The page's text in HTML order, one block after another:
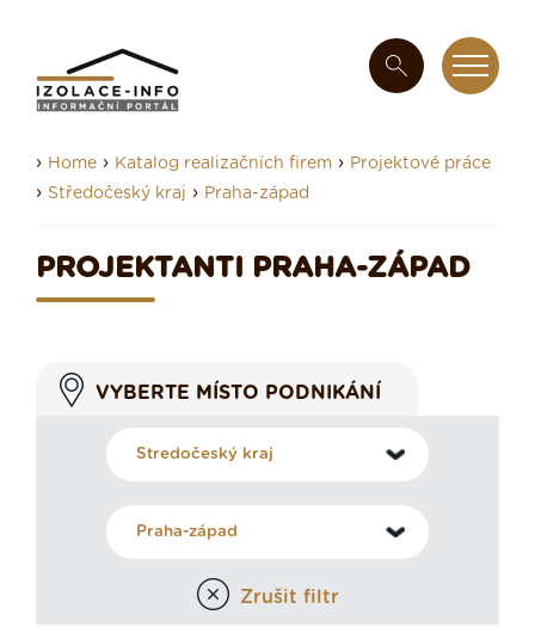
› Home › Katalog realizačních firem › Projektové práce
› Středočeský kraj › Praha-západ
PROJEKTANTI PRAHA-ZÁPAD
VYBERTE MÍSTO PODNIKÁNÍ
Zrušit filtr